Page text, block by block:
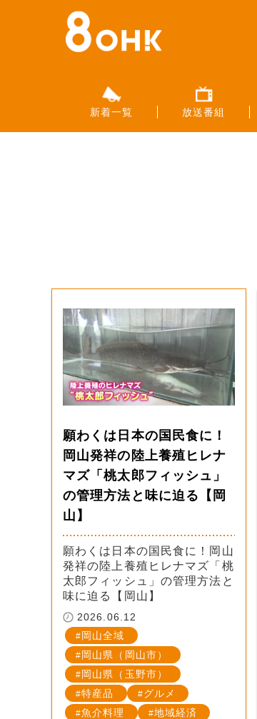
新着一覧 放送番組
願わくは日本の国民食に！
岡山発祥の陸上養殖ヒレナ
マズ「桃太郎フィッシュ」
の管理方法と味に迫る【岡
山】
願わくは日本の国民食に！岡山
発祥の陸上養殖ヒレナマズ「桃
太郎フィッシュ」の管理方法と
味に迫る【岡山】
2026.06.12
岡山全域
岡山県（岡山市）
岡山県（玉野市）
特産品
グルメ
魚介料理
地域経済